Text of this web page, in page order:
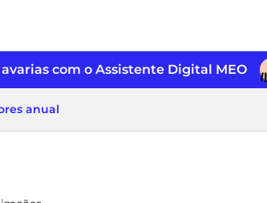
com o Assistente Digital MEO
anual